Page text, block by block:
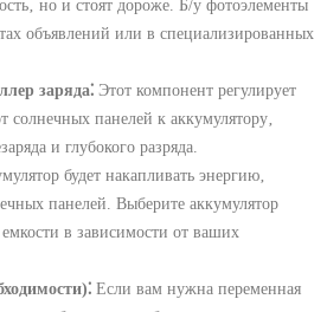
но и стоят дороже. Б/у фотоэлементы
объявлений или в специализированных
заряда⁚ Этот компонент регулирует
солнечных панелей к аккумулятору‚
и глубокого разряда.
будет накапливать энергию‚
панелей. Выберите аккумулятор
в зависимости от ваших
Если вам нужна переменная